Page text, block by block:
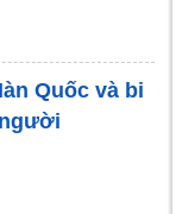
Quốc và bi